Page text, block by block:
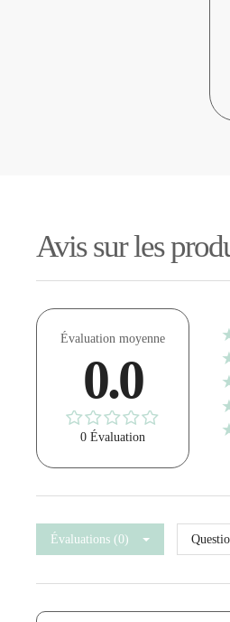
Avis sur les
Évaluation moyenne
0.0
0 Évaluation
Évaluations (0)